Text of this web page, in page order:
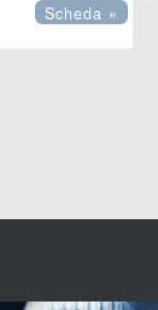
Scheda »